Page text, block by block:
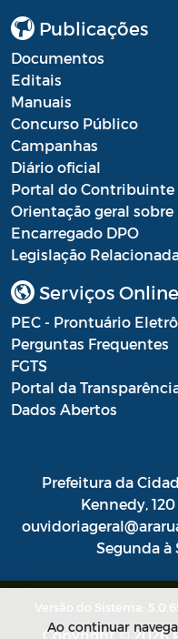
JARI - Junta
Portal do
Portarias Sobre o
Publicações
Documentos
Editais
Manuais
Concurso Público
Campanhas
Diário oficial
Portal do Contribuinte
Orientação geral sobre
Encarregado DPO
Legislação
Serviços Online
PEC - Prontuário
Perguntas Frequentes
FGTS
Portal da
Dados Abertos
Prefeitura da
Kennedy,
Segunda à
Versão do Sistema:
Copyright © 2026
Ao continuar